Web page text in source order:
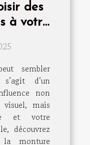
des
à votre
sembler
d’un
non
mais
et votre
découvrez
la monture